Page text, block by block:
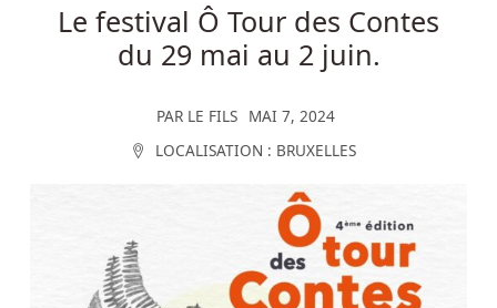
Le festival Ô Tour des Contes
du 29 mai au 2 juin.
PAR LE FILS
MAI 7, 2024
LOCALISATION : BRUXELLES